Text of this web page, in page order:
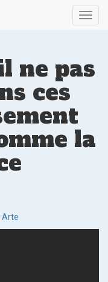
ne pas
ces
la
Arte